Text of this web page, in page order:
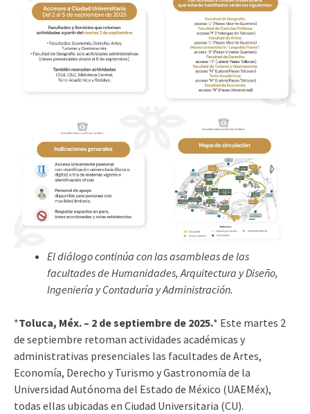
El diálogo continúa con las asambleas de las
facultades de Humanidades, Arquitectura y Diseño,
Ingeniería y Contaduría y Administración.
*Toluca, Méx. – 2 de septiembre de 2025.* Este martes 2
de septiembre retoman actividades académicas y
administrativas presenciales las facultades de Artes,
Economía, Derecho y Turismo y Gastronomía de la
Universidad Autónoma del Estado de México (UAEMéx),
todas ellas ubicadas en Ciudad Universitaria (CU).